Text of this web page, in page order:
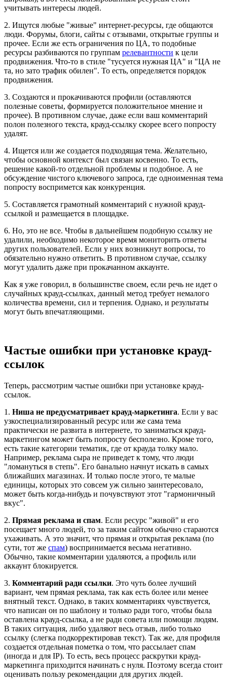
учитывать интересы людей.
2. Ищутся любые "живые" интернет-ресурсы, где общаются
люди. Форумы, блоги, сайты с отзывами, открытые группы и
прочее. Если же есть ограничения по ЦА, то подобные
ресурсы разбиваются по группам релевантности к цели
продвижения. Что-то в стиле "тусуется нужная ЦА" и "ЦА не
та, но зато трафик обилен". То есть, определяется порядок
продвижения.
3. Создаются и прокачиваются профили (оставляются
полезные советы, формируется положительное мнение и
прочее). В противном случае, даже если ваш комментарий
полон полезного текста, крауд-ссылку скорее всего попросту
удалят.
4. Ищется или же создается подходящая тема. Желательно,
чтобы основной контекст был связан косвенно. То есть,
решение какой-то отдельной проблемы и подобное. А не
обсуждение чистого ключевого запроса, где одноименная тема
попросту воспримется как конкуренция.
5. Составляется грамотный комментарий с нужной крауд-
ссылкой и размещается в площадке.
6. Но, это не все. Чтобы в дальнейшем подобную ссылку не
удалили, необходимо некоторое время мониторить ответы
других пользователей. Если у них возникнут вопросы, то
обязательно нужно ответить. В противном случае, ссылку
могут удалить даже при прокачанном аккаунте.
Как я уже говорил, в большинстве своем, если речь не идет о
случайных крауд-ссылках, данный метод требует немалого
количества времени, сил и терпения. Однако, и результаты
могут быть впечатляющими.
Частые ошибки при установке крауд-
ссылок
Теперь, рассмотрим частые ошибки при установке крауд-
ссылок.
1. Ниша не предусматривает крауд-маркетинга. Если у вас
узкоспециализированный ресурс или же сама тема
практически не развита в интернете, то заниматься крауд-
маркетингом может быть попросту бесполезно. Кроме того,
есть такие категории тематик, где от крауда толку мало.
Например, реклама сыра не приведет к тому, что люди
"ломануться в степь". Его банально начнут искать в самых
ближайших магазинах. И только после этого, те малые
единицы, которых это совсем уж сильно заинтересовало,
может быть когда-нибудь и почувствуют этот "гармоничный
вкус".
2. Прямая реклама и спам. Если ресурс "живой" и его
посещает много людей, то за таким сайтом обычно стараются
ухаживать. А это значит, что прямая и открытая реклама (по
сути, тот же спам) воспринимается весьма негативно.
Обычно, такие комментарии удаляются, а профиль или
аккаунт блокируется.
3. Комментарий ради ссылки. Это чуть более лучший
вариант, чем прямая реклама, так как есть более или менее
внятный текст. Однако, в таких комментариях чувствуется,
что написан он по шаблону и только ради того, чтобы была
оставлена крауд-ссылка, а не ради совета или помощи людям.
В таких ситуация, либо удаляют весь отзыв, либо только
ссылку (слегка подкорректировав текст). Так же, для профиля
создается отдельная пометка о том, что рассылает спам
(иногда и для IP). То есть, весь процесс раскрутки крауд-
маркетинга приходится начинать с нуля. Поэтому всегда стоит
оценивать пользу рекомендации для других людей.